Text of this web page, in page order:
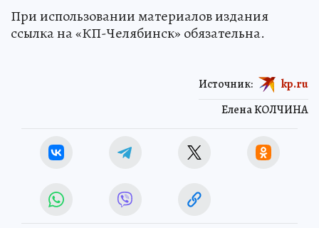
При использовании материалов издания
ссылка на «КП-Челябинск» обязательна.
Елена КОЛЧИНА
Источник: kp.ru